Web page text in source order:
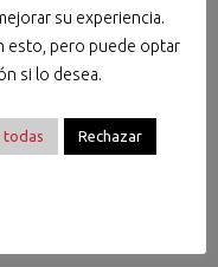
su experiencia.
esto, pero puede optar
si lo desea.
todas Rechazar